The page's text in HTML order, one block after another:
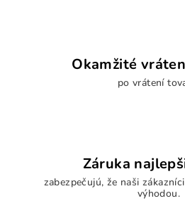
Okamžité
po vrátení
Záruka
zabezpečujú, že naši
výhodou.